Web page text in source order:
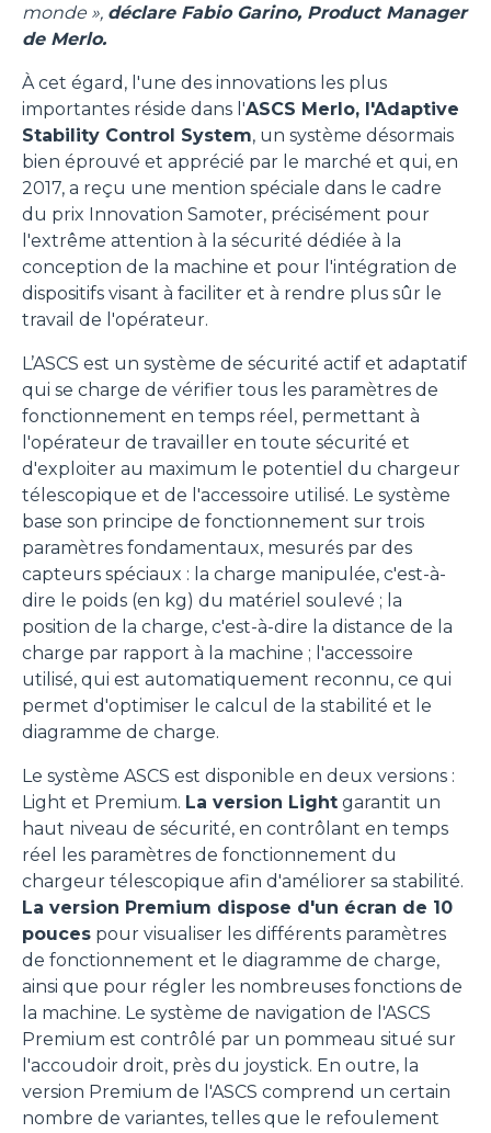
Consenso Dettagli Informazioni sui cookie
monde », déclare Fabio Garino, Product Manager
de Merlo.
À cet égard, l'une des innovations les plus
importantes réside dans l'ASCS Merlo, l'Adaptive
Stability Control System, un système désormais
bien éprouvé et apprécié par le marché et qui, en
2017, a reçu une mention spéciale dans le cadre
du prix Innovation Samoter, précisément pour
l'extrême attention à la sécurité dédiée à la
conception de la machine et pour l'intégration de
dispositifs visant à faciliter et à rendre plus sûr le
travail de l'opérateur.
L’ASCS est un système de sécurité actif et adaptatif
qui se charge de vérifier tous les paramètres de
fonctionnement en temps réel, permettant à
l'opérateur de travailler en toute sécurité et
d'exploiter au maximum le potentiel du chargeur
télescopique et de l'accessoire utilisé. Le système
base son principe de fonctionnement sur trois
paramètres fondamentaux, mesurés par des
capteurs spéciaux : la charge manipulée, c'est-à-
dire le poids (en kg) du matériel soulevé ; la
position de la charge, c'est-à-dire la distance de la
charge par rapport à la machine ; l'accessoire
utilisé, qui est automatiquement reconnu, ce qui
permet d'optimiser le calcul de la stabilité et le
diagramme de charge.
Le système ASCS est disponible en deux versions :
Light et Premium. La version Light garantit un
haut niveau de sécurité, en contrôlant en temps
réel les paramètres de fonctionnement du
chargeur télescopique afin d'améliorer sa stabilité.
La version Premium dispose d'un écran de 10
pouces pour visualiser les différents paramètres
de fonctionnement et le diagramme de charge,
ainsi que pour régler les nombreuses fonctions de
la machine. Le système de navigation de l'ASCS
Premium est contrôlé par un pommeau situé sur
l'accoudoir droit, près du joystick. En outre, la
version Premium de l'ASCS comprend un certain
nombre de variantes, telles que le refoulement